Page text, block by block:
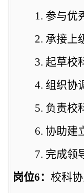
1. 参与优
2. 承接上
3. 起草校
4. 组织协
5. 负责校
6. 协助建
7. 完成领
岗位6： 校科